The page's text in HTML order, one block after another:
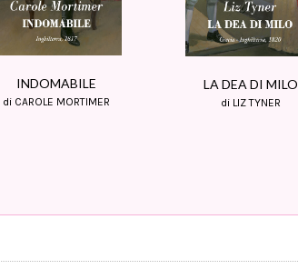
INDOMABILE
di CAROLE MORTIMER
LA DEA DI MILO
di LIZ TYNER